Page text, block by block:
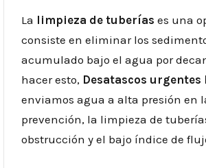
La limpieza de tuberías es una
consiste en eliminar los
acumulado bajo el agua por
hacer esto, Desatascos urgentes
enviamos agua a alta presión en
prevención, la limpieza de
obstrucción y el bajo índice de